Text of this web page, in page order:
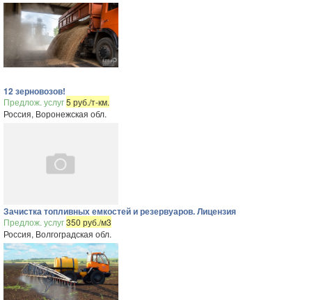
12 зерновозов!
Предлож. услуг5 руб./т-км.
Россия, Воронежская обл.
Зачистка топливных емкостей и резервуаров. Лицензия
Предлож. услуг350 руб./м3
Россия, Волгоградская обл.